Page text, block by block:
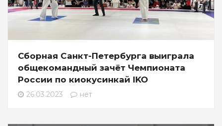
Сборная Санкт-Петербурга выиграла
общекомандный зачёт Чемпионата
России по киокусинкай IKO
26.03.2023 нет